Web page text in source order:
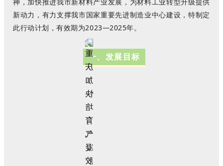
新动力，有力支撑我市国家重要先进制造业中心建设，特制定
此行动计划，有效期为2023—2025年。
一、发展目标